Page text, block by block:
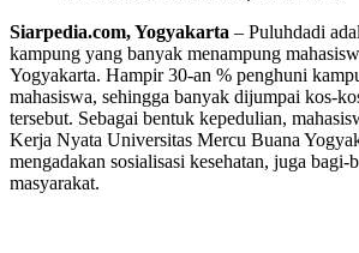
Siarpedia.com, Yogyakarta – Puluhdadi
kampung yang banyak menampung
Yogyakarta. Hampir 30-an % penghuni
mahasiswa, sehingga banyak dijumpai kos-
tersebut. Sebagai bentuk kepedulian,
Kerja Nyata Universitas Mercu Buana
mengadakan sosialisasi kesehatan, juga bagi-
masyarakat.